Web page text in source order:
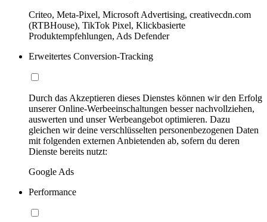
Criteo, Meta-Pixel, Microsoft Advertising, creativecdn.com
(RTBHouse), TikTok Pixel, Klickbasierte
Produktempfehlungen, Ads Defender
Erweitertes Conversion-Tracking
Durch das Akzeptieren dieses Dienstes können wir den Erfolg
unserer Online-Werbeeinschaltungen besser nachvollziehen,
auswerten und unser Werbeangebot optimieren. Dazu
gleichen wir deine verschlüsselten personenbezogenen Daten
mit folgenden externen Anbietenden ab, sofern du deren
Dienste bereits nutzt:
Google Ads
Performance